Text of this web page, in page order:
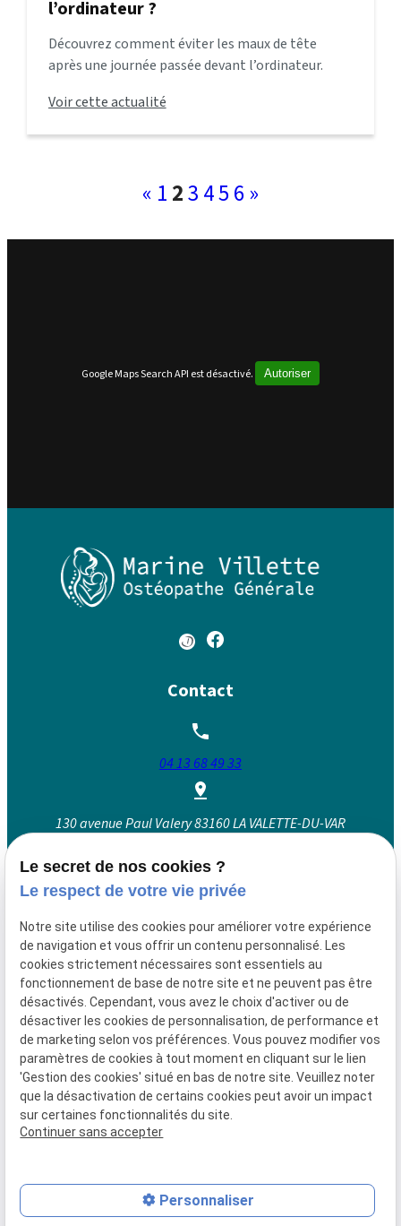
l’ordinateur ?
Découvrez comment éviter les maux de tête
après une journée passée devant l’ordinateur.
l’ostéopathie pour un soulagement durable.
Voir cette actualité
« 123456»
Google Maps Search API est désactivé. Autoriser
Contact
04 13 68 49 33
130 avenue Paul Valery83160 LA VALETTE-DU-VAR
Lundi au vendredi : 09:00 - 12:00 et 14:00 - 19:00
Mercredi : 09:00 - 12:00 et 14:00 - 18:00
Mentions légales
Politique de
confidentialité
Gestion
des
cookies
Plan du site
Siret :90103718400016
Le secret de nos cookies ?
Le respect de votre vie privée
Notre site utilise des cookies pour améliorer votre expérience
de navigation et vous offrir un contenu personnalisé. Les
cookies strictement nécessaires sont essentiels au
fonctionnement de base de notre site et ne peuvent pas être
désactivés. Cependant, vous avez le choix d'activer ou de
désactiver les cookies de personnalisation, de performance et
de marketing selon vos préférences. Vous pouvez modifier vos
paramètres de cookies à tout moment en cliquant sur le lien
'Gestion des cookies' situé en bas de notre site. Veuillez noter
que la désactivation de certains cookies peut avoir un impact
sur certaines fonctionnalités du site.
Continuer sans accepter
Personnaliser